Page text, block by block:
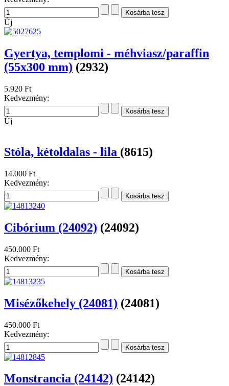
Új
Gyertya, templomi - méhviasz/paraffin
(55x300 mm) (2932)
5.920 Ft
Kedvezmény:
Új
Stóla, kétoldalas - lila (8615)
14.000 Ft
Kedvezmény:
Cibórium (24092) (24092)
450.000 Ft
Kedvezmény:
Misézőkehely (24081) (24081)
450.000 Ft
Kedvezmény:
Monstrancia (24142) (24142)